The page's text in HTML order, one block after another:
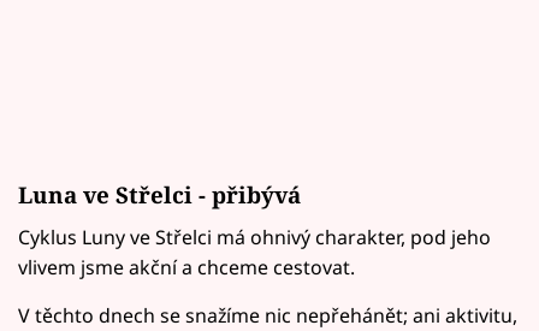
Luna ve Střelci - přibývá
Cyklus Luny ve Střelci má ohnivý charakter, pod jeho
vlivem jsme akční a chceme cestovat.
V těchto dnech se snažíme nic nepřehánět; ani aktivitu,